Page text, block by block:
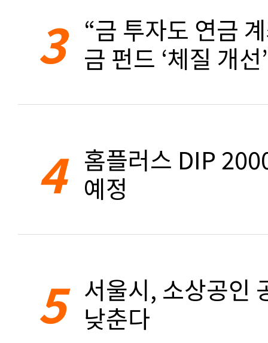
3 “금 투자도 연금
금 펀드 ‘체질 개선’
4 홈플러스 DIP
예정
5 서울시, 소상공인
낮춘다